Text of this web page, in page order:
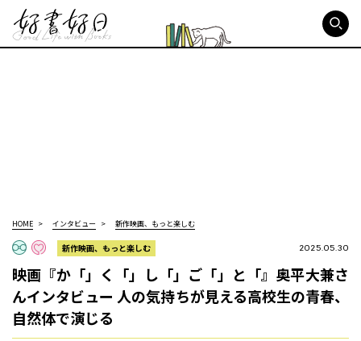
HOME インタビュー 新作映画、もっと楽しむ
新作映画、もっと楽しむ 2025.05.30
映画『か「」く「」し「」ご「」と「』奥平大兼さ
んインタビュー 人の気持ちが見える高校生の青春、
自然体で演じる